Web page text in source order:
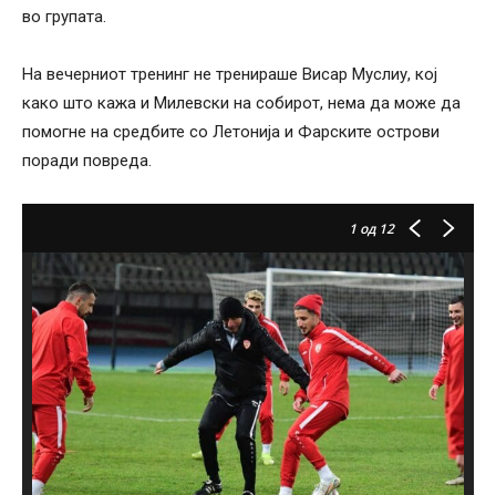
во групата.
На вечерниот тренинг не тренираше Висар Муслиу, кој
како што кажа и Милевски на собирот, нема да може да
помогне на средбите со Летонија и Фарските острови
поради повреда.
1 од 12